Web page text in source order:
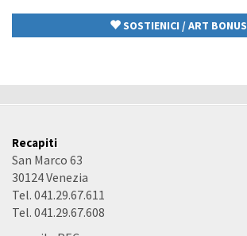
SOSTIENICI / ART BONUS
Recapiti
San Marco 63
30124 Venezia
Tel. 041.29.67.611
Tel. 041.29.67.608